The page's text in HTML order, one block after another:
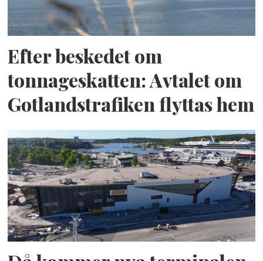
Efter beskedet om
tonnageskatten: Avtalet om
Gotlandstrafiken flyttas hem